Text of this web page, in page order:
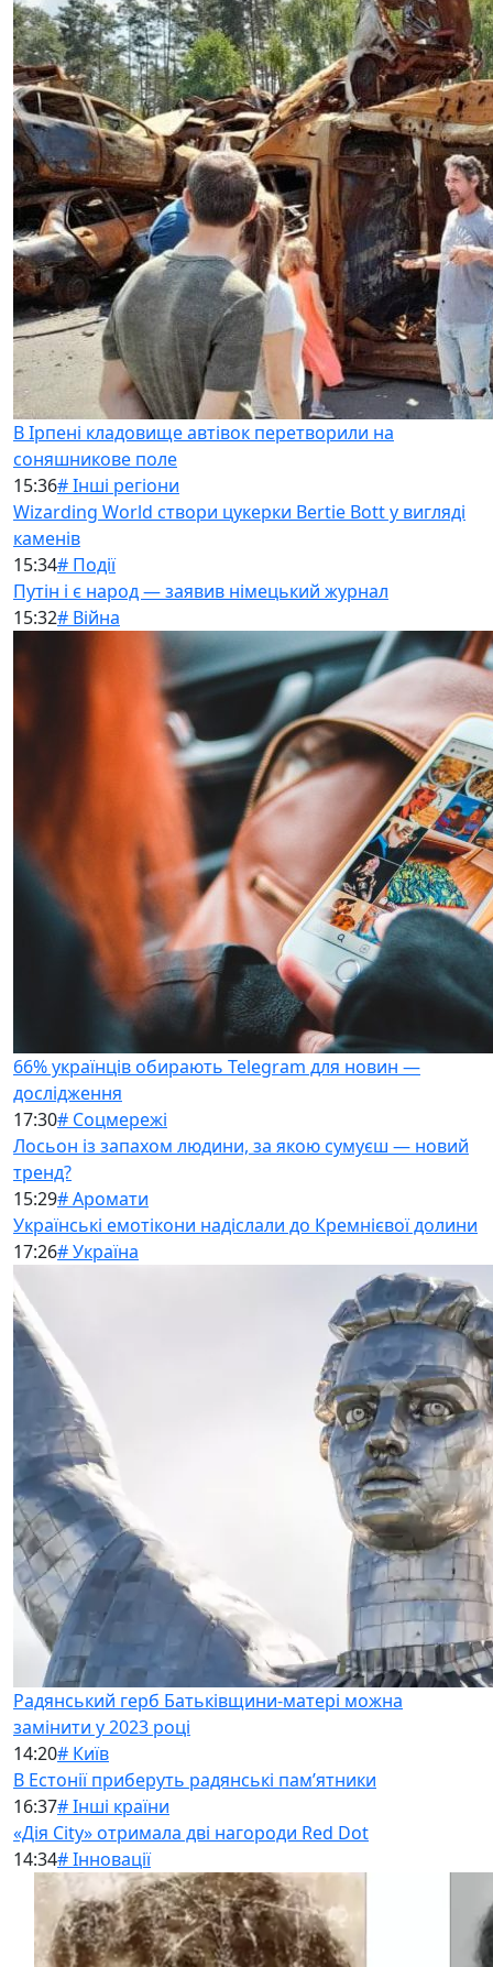
В Ірпені кладовище автівок перетворили на
соняшникове поле
15:36# Інші регіони
Wizarding World створи цукерки Bertie Bott у вигляді
каменів
15:34# Події
Путін і є народ — заявив німецький журнал
15:32# Війна
66% українців обирають Telegram для новин —
дослідження
17:30# Соцмережі
Лосьон із запахом людини, за якою сумуєш — новий
тренд?
15:29# Аромати
Українські емотікони надіслали до Кремнієвої долини
17:26# Україна
Радянський герб Батьківщини-матері можна
замінити у 2023 році
14:20# Київ
В Естонії приберуть радянські памʼятники
16:37# Інші країни
«Дія City» отримала дві нагороди Red Dot
14:34# Інновації